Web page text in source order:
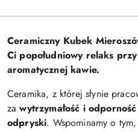
Ceramiczny Kubek
Ci popołudniowy relaks
aromatycznej kawie.
Ceramika, z której słynie
zawytrzymałość i
odpryski. Wspominamy o